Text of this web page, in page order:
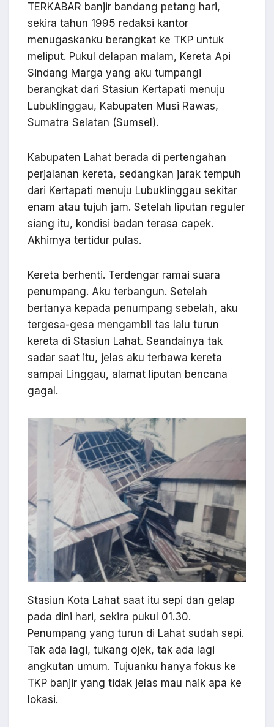
TERKABAR banjir bandang petang hari,
sekira tahun 1995 redaksi kantor
menugaskanku berangkat ke TKP untuk
meliput. Pukul delapan malam, Kereta Api
Sindang Marga yang aku tumpangi
berangkat dari Stasiun Kertapati menuju
Lubuklinggau, Kabupaten Musi Rawas,
Sumatra Selatan (Sumsel).
Kabupaten Lahat berada di pertengahan
perjalanan kereta, sedangkan jarak tempuh
dari Kertapati menuju Lubuklinggau sekitar
enam atau tujuh jam. Setelah liputan reguler
siang itu, kondisi badan terasa capek.
Akhirnya tertidur pulas.
Kereta berhenti. Terdengar ramai suara
penumpang. Aku terbangun. Setelah
bertanya kepada penumpang sebelah, aku
tergesa-gesa mengambil tas lalu turun
kereta di Stasiun Lahat. Seandainya tak
sadar saat itu, jelas aku terbawa kereta
sampai Linggau, alamat liputan bencana
gagal.
Stasiun Kota Lahat saat itu sepi dan gelap
pada dini hari, sekira pukul 01.30.
Penumpang yang turun di Lahat sudah sepi.
Tak ada lagi, tukang ojek, tak ada lagi
angkutan umum. Tujuanku hanya fokus ke
TKP banjir yang tidak jelas mau naik apa ke
lokasi.